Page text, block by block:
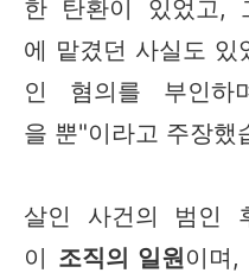
한 탄환이 있었고,
에 맡겼던 사실도 있
인 혐의를 부인
을 뿐"이라고 주장했
살인 사건의 범인
이 조직의 일원이며,